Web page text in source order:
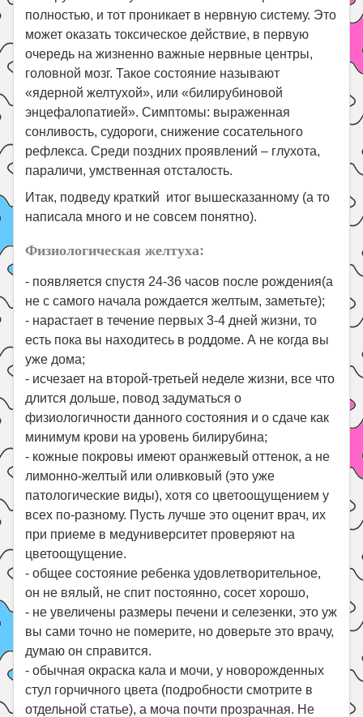
полностью, и тот проникает в нервную систему. Это
может оказать токсическое действие, в первую
очередь на жизненно важные нервные центры,
головной мозг. Такое состояние называют
«ядерной желтухой», или «билирубиновой
энцефалопатией». Симптомы: выраженная
сонливость, судороги, снижение сосательного
рефлекса. Среди поздних проявлений – глухота,
параличи, умственная отсталость.
Итак, подведу краткий итог вышесказанному (а то
написала много и не совсем понятно).
Физиологическая желтуха:
- появляется спустя 24-36 часов после рождения(а
не с самого начала рождается желтым, заметьте);
- нарастает в течение первых 3-4 дней жизни, то
есть пока вы находитесь в роддоме. А не когда вы
уже дома;
- исчезает на второй-третьей неделе жизни, все что
длится дольше, повод задуматься о
физиологичности данного состояния и о сдаче как
минимум крови на уровень билирубина;
- кожные покровы имеют оранжевый оттенок, а не
лимонно-желтый или оливковый (это уже
патологические виды), хотя со цветоощущением у
всех по-разному. Пусть лучше это оценит врач, их
при приеме в медуниверситет проверяют на
цветоощущение.
- общее состояние ребенка удовлетворительное,
он не вялый, не спит постоянно, сосет хорошо,
- не увеличены размеры печени и селезенки, это уж
вы сами точно не померите, но доверьте это врачу,
думаю он справится.
- обычная окраска кала и мочи, у новорожденных
стул горчичного цвета (подробности смотрите в
отдельной статье), а моча почти прозрачная. Не